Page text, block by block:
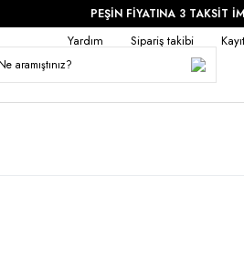
PEŞİN FİYATINA 3 TAKSİT
Yardım Sipariş takibi